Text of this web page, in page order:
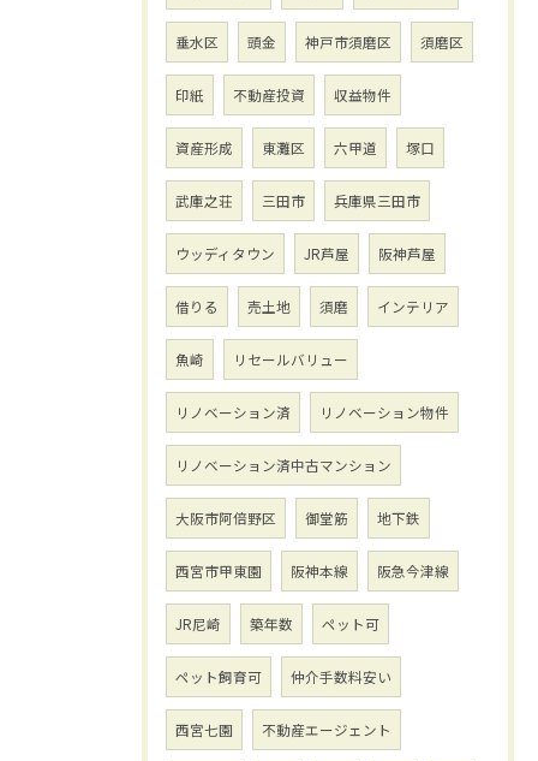
垂水区 頭金 神戸市須磨区 須磨区
印紙 不動産投資 収益物件
資産形成 東灘区 六甲道 塚口
武庫之荘 三田市 兵庫県三田市
ウッディタウン JR芦屋 阪神芦屋
借りる 売土地 須磨 インテリア
魚崎 リセールバリュー
リノベーション済 リノベーション物件
リノベーション済中古マンション
大阪市阿倍野区 御堂筋 地下鉄
西宮市甲東園 阪神本線 阪急今津線
JR尼崎 築年数 ペット可
ペット飼育可 仲介手数料安い
西宮七園 不動産エージェント